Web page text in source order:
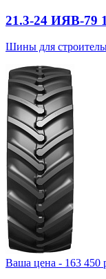
21.3-24 ИЯВ-79
Шины для
Ваша цена - 163 450